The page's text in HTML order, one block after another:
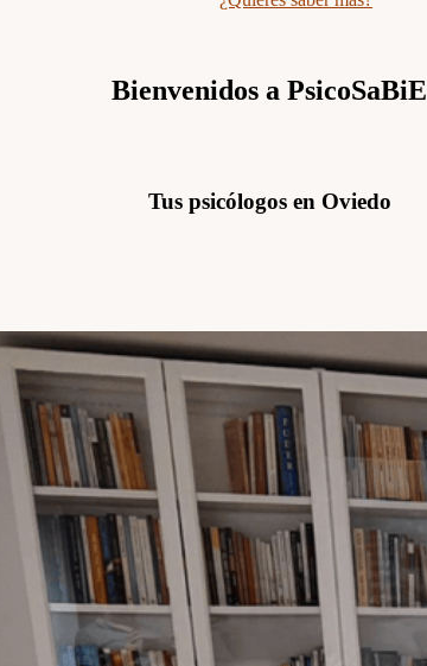
Bienvenidos a PsicoSaBiE
Tus psicólogos en Oviedo